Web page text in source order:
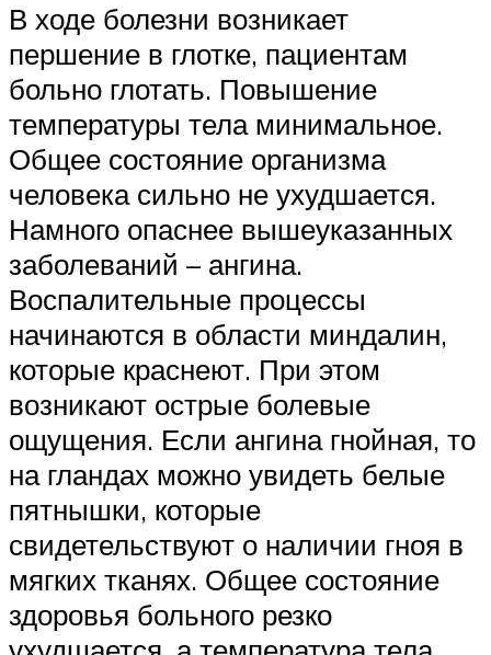
В ходе болезни возникает
першение в глотке, пациентам
больно глотать. Повышение
температуры тела минимальное.
Общее состояние организма
человека сильно не ухудшается.
Намного опаснее вышеуказанных
заболеваний – ангина.
Воспалительные процессы
начинаются в области миндалин,
которые краснеют. При этом
возникают острые болевые
ощущения. Если ангина гнойная, то
на гландах можно увидеть белые
пятнышки, которые
свидетельствуют о наличии гноя в
мягких тканях. Общее состояние
здоровья больного резко